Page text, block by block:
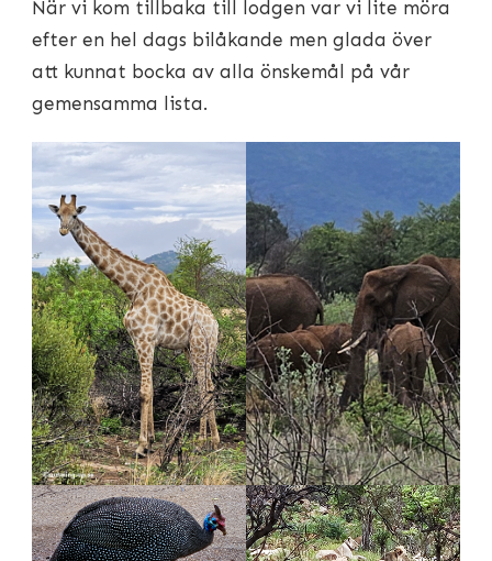
När vi kom tillbaka till lodgen var vi lite möra
efter en hel dags bilåkande men glada över
att kunnat bocka av alla önskemål på vår
gemensamma lista.